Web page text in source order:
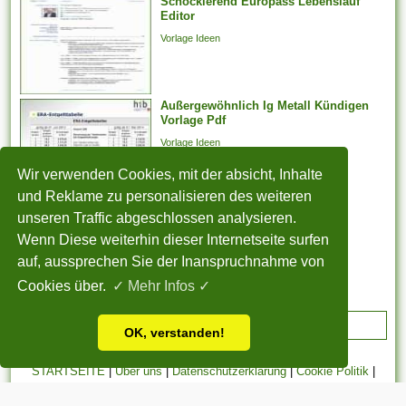
Wir verwenden Cookies, mit der absicht, Inhalte
und Reklame zu personalisieren des weiteren
unseren Traffic abgeschlossen analysieren.
Wenn Diese weiterhin dieser Internetseite surfen
auf, aussprechen Sie der Inanspruchnahme von
Cookies über. ✓ Mehr Infos ✓
OK, verstanden!
Jahresabschluss noch
aussteht, bei weitem nicht
weiter arbeiten
möglicherweise. Er kann...
Editor
Vorlage Ideen
Außergewöhnlich Ig Metall Kündigen
Vorlage Pdf
Vorlage Ideen
Rühren Lebenslauf Ferienjob
Vorlage Ideen
ADVERTISEMENT
STARTSEITE|Über uns|Datenschutzerklärung|Cookie Politik |